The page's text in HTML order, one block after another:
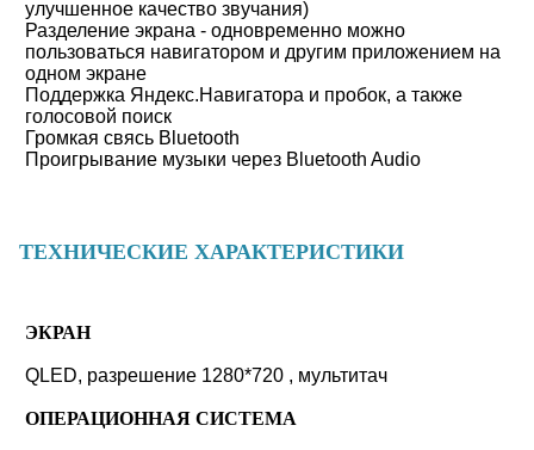
улучшенное качество звучания)
Разделение экрана - одновременно можно
пользоваться навигатором и другим приложением на
одном экране
Поддержка Яндекс.Навигатора и пробок, а также
голосовой поиск
Громкая свясь Bluetooth
Проигрывание музыки через Bluetooth Audio
ТЕХНИЧЕСКИЕ ХАРАКТЕРИСТИКИ
ЭКРАН
QLED, разрешение 1280*720 , мультитач
ОПЕРАЦИОННАЯ СИСТЕМА